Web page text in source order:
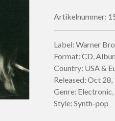
Artikelnummer:
Label: Warner
Format: CD,
Country: USA &
Released: Oct 28,
Genre: Electronic,
Style: Synth-pop